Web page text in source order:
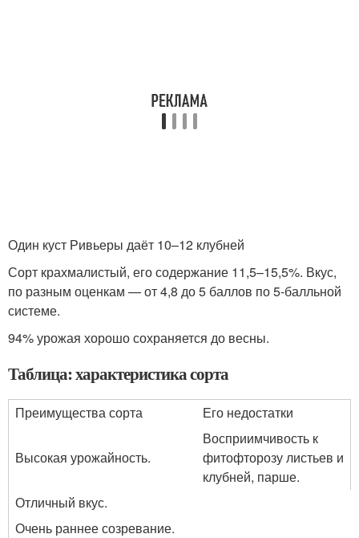
Один куст Ривьеры даёт 10–12 клубней
Сорт крахмалистый, его содержание 11,5–15,5%. Вкус,
по разным оценкам — от 4,8 до 5 баллов по 5-балльной
системе.
94% урожая хорошо сохраняется до весны.
Таблица: характеристика сорта
Преимущества сорта Его недостатки
Высокая урожайность.
Восприимчивость к
фитофторозу листьев и
клубней, парше.
Отличный вкус.
Очень раннее созревание.